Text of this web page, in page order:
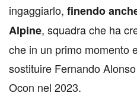
ingaggiarlo, finendo
Alpine, squadra che ha
che in un primo momento
sostituire Fernando
Ocon nel 2023.